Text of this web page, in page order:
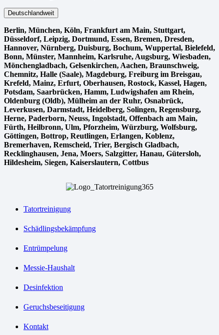
Deutschlandweit
Berlin⁠, München, Köln⁠, Frankfurt am Main, Stuttgart,
Düsseldorf, Leipzig, Dortmund, Essen, Bremen, Dresden,
Hannover, Nürnberg, Duisburg⁠, Bochum, Wuppertal⁠, Bielefeld⁠,
Bonn⁠, Münster⁠, Mannheim, Karlsruhe, Augsburg, Wiesbaden⁠,
Mönchengladbach⁠, Gelsenkirchen⁠, Aachen⁠, Braunschweig,
Chemnitz⁠, Halle (Saale)⁠, Magdeburg, Freiburg im Breisgau⁠,
Krefeld⁠, Mainz⁠, Erfurt, Oberhausen⁠, Rostock⁠, Kassel⁠, Hagen,
Potsdam, Saarbrücken⁠, Hamm, Ludwigshafen am Rhein⁠,
Oldenburg (Oldb), Mülheim an der Ruhr, Osnabrück⁠,
Leverkusen, Darmstadt⁠, Heidelberg, Solingen, Regensburg,
Herne⁠, Paderborn, Neuss, Ingolstadt, Offenbach am Main,
Fürth⁠, Heilbronn, Ulm⁠, Pforzheim, Würzburg, Wolfsburg⁠,
Göttingen, Bottrop, Reutlingen, Erlangen⁠, Koblenz,
Bremerhaven⁠, Remscheid, Trier⁠, Bergisch Gladbach,
Recklinghausen, Jena⁠, Moers⁠, Salzgitter⁠, Hanau, Gütersloh,
Hildesheim⁠, Siegen⁠, Kaiserslautern⁠, Cottbus⁠
Tatortreinigung
Schädlingsbekämpfung
Entrümpelung
Messie-Haushalt
Desinfektion
Geruchsbeseitigung
Kontakt